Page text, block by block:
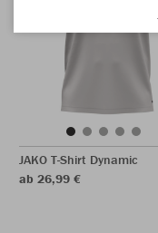
JAKO T-Shirt Dynamic
ab 26,99 €